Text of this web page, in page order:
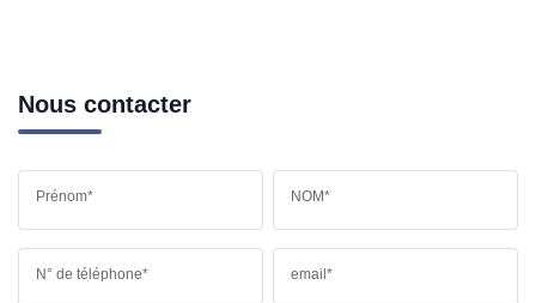
Nous contacter
Prénom* NOM*
N° de téléphone* email*